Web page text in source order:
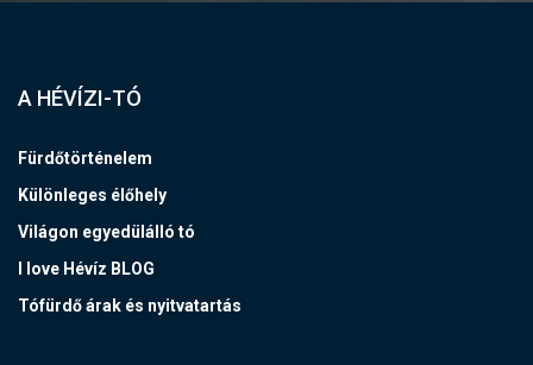
A HÉVÍZI-TÓ
Fürdőtörténelem
Különleges élőhely
Világon egyedülálló tó
I love Hévíz BLOG
Tófürdő árak és nyitvatartás